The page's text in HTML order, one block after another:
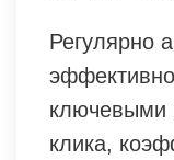
Регулярно
ключевыми
клика,